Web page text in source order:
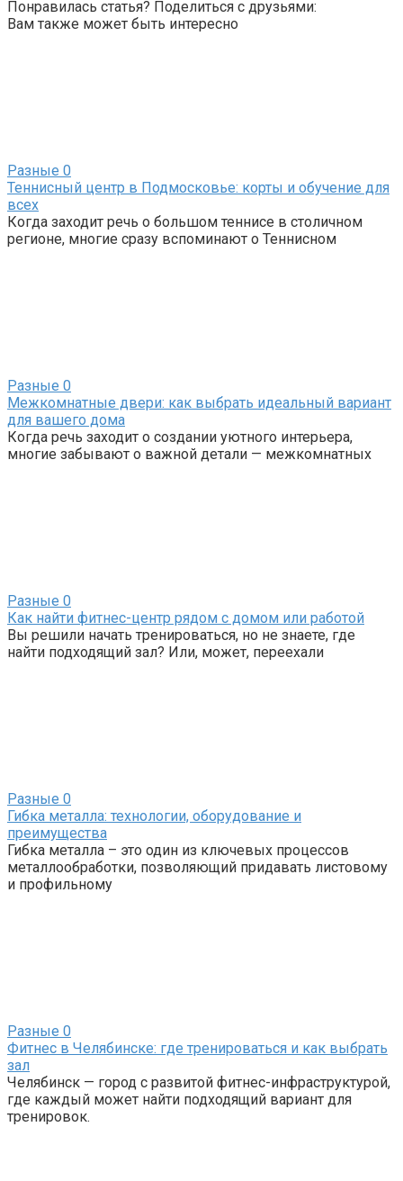
Понравилась статья? Поделиться с друзьями:
Вам также может быть интересно
Разные 0
Теннисный центр в Подмосковье: корты и обучение для
всех
Когда заходит речь о большом теннисе в столичном
регионе, многие сразу вспоминают о Теннисном
Разные 0
Межкомнатные двери: как выбрать идеальный вариант
для вашего дома
Когда речь заходит о создании уютного интерьера,
многие забывают о важной детали — межкомнатных
Разные 0
Как найти фитнес-центр рядом с домом или работой
Вы решили начать тренироваться, но не знаете, где
найти подходящий зал? Или, может, переехали
Разные 0
Гибка металла: технологии, оборудование и
преимущества
Гибка металла – это один из ключевых процессов
металлообработки, позволяющий придавать листовому
и профильному
Разные 0
Фитнес в Челябинске: где тренироваться и как выбрать
зал
Челябинск — город с развитой фитнес-инфраструктурой,
где каждый может найти подходящий вариант для
тренировок.